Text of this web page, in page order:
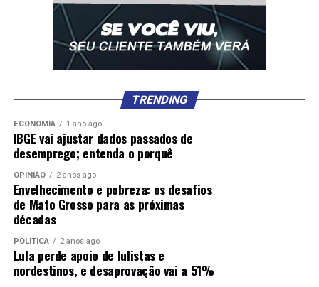
TRENDING
ECONOMIA 1 ano ago
IBGE vai ajustar dados passados de
desemprego; entenda o porquê
OPINIÃO 2 anos ago
Envelhecimento e pobreza: os desafios
de Mato Grosso para as próximas
décadas
POLÍTICA 2 anos ago
Lula perde apoio de lulistas e
nordestinos, e desaprovação vai a 51%